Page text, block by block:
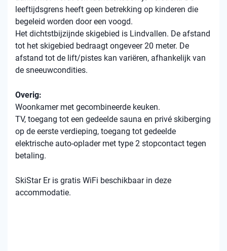
leeftijdsgrens heeft geen betrekking op kinderen die
begeleid worden door een voogd.
Het dichtstbijzijnde skigebied is Lindvallen. De afstand
tot het skigebied bedraagt ​​ongeveer 20 meter. De
afstand tot de lift/pistes kan variëren, afhankelijk van
de sneeuwcondities.
Overig:
Woonkamer met gecombineerde keuken.
TV, toegang tot een gedeelde sauna en privé skiberging
op de eerste verdieping, toegang tot gedeelde
elektrische auto-oplader met type 2 stopcontact tegen
betaling.
SkiStar Er is gratis WiFi beschikbaar in deze
accommodatie.